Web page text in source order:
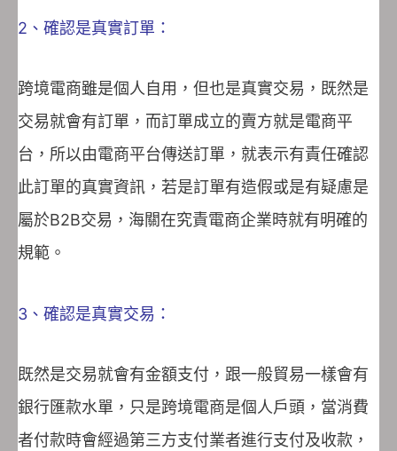
2、確認是真實訂單：
跨境電商雖是個人自用，但也是真實交易，既然是
交易就會有訂單，而訂單成立的賣方就是電商平
台，所以由電商平台傳送訂單，就表示有責任確認
此訂單的真實資訊，若是訂單有造假或是有疑慮是
屬於B2B交易，海關在究責電商企業時就有明確的
規範。
3、確認是真實交易：
既然是交易就會有金額支付，跟一般貿易一樣會有
銀行匯款水單，只是跨境電商是個人戶頭，當消費
者付款時會經過第三方支付業者進行支付及收款，